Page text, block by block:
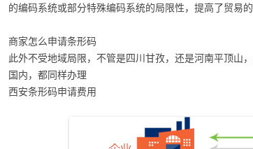
的编码系统或部分特殊编码系统的局限性，提高了贸易
商家怎么申请条形码
此外不受地域局限，不管是四川甘孜，还是河南平顶山
国内，都同样办理
西安条形码申请费用